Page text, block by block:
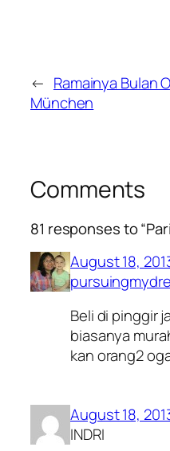
← Ramainya Bulan
München
Comments
81 responses to
August 18,
Beli di pinggir
biasanya
kan orang2
August 18,
INDRI